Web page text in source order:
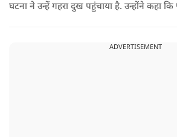
घटना ने उन्हें गहरा दुख पहुंचाया है. उन्होंने कहा कि
चलाने वाले व्यक्तियों में कमी होती है.ADVERTISEMENT